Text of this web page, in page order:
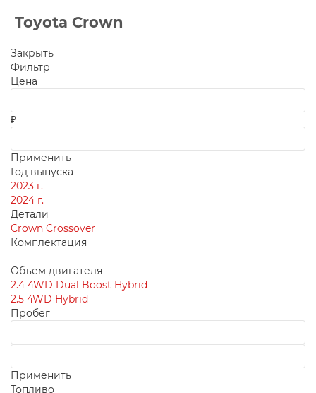
Toyota Crown
Закрыть
Фильтр
Цена
₽
Применить
Год выпуска
2023 г.
2024 г.
Детали
Crown Crossover
Комплектация
-
Объем двигателя
2.4 4WD Dual Boost Hybrid
2.5 4WD Hybrid
Пробег
Применить
Топливо